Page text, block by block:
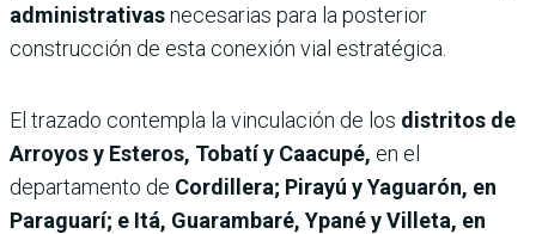
administrativasnecesarias para la posterior
construcción de esta conexión vial estratégica.
El trazado contempla la vinculación de los distritos de
Arroyos y Esteros, Tobatí y Caacupé, en el
departamento de Cordillera; Pirayú y Yaguarón, en
Paraguarí; e Itá, Guarambaré, Ypané y Villeta, en